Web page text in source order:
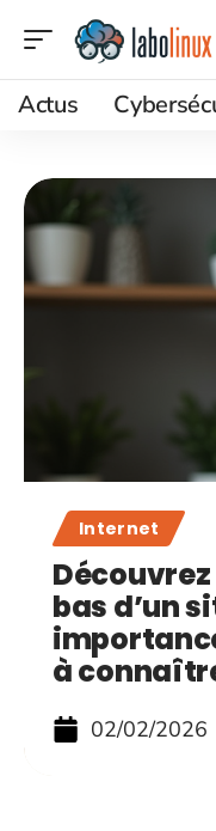
Actus
Internet
bas d’un
à
02/02/2026